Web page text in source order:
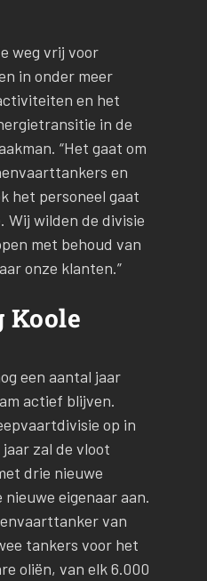
weg vrij voor
in onder meer
en het
in de
“Het gaat om
en
het personeel gaat
Wij wilden de divisie
met behoud van
onze klanten.”
Koole
een aantal jaar
actief blijven.
op in
zal de vloot
drie nieuwe
eigenaar aan.
van
tankers voor het
oliën, van elk 6.000